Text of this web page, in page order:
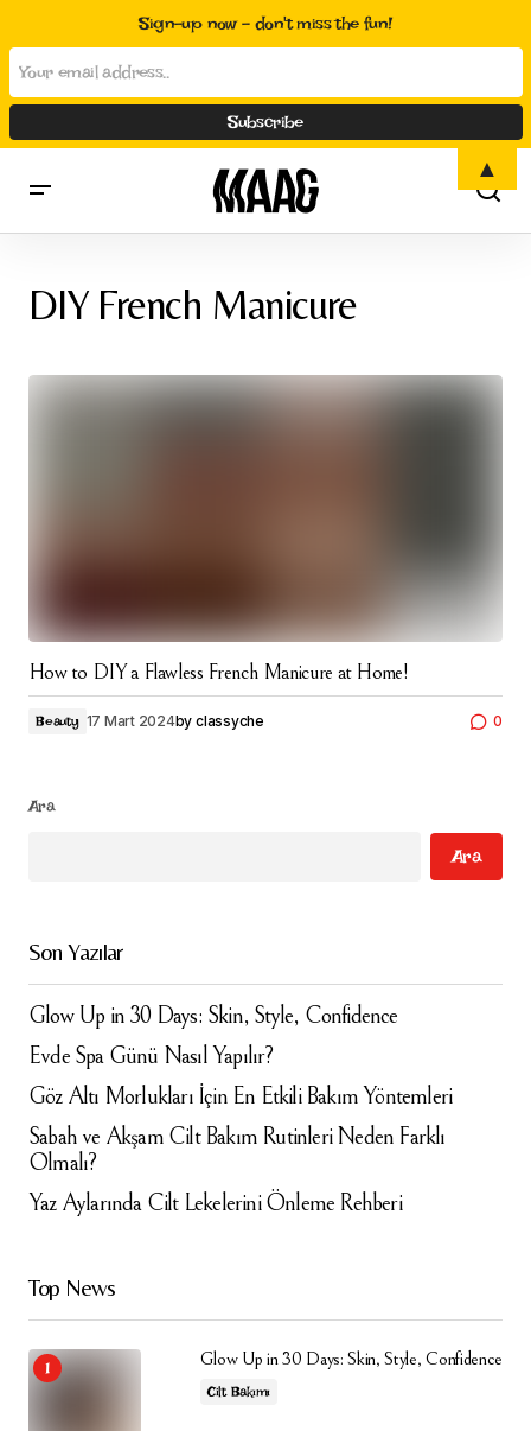
DIY French Manicure
How to DIY a Flawless French Manicure at Home!
Beauty 17 Mart 2024by classyche 0
Ara
Ara
Son Yazılar
Glow Up in 30 Days: Skin, Style, Confidence
Evde Spa Günü Nasıl Yapılır?
Göz Altı Morlukları İçin En Etkili Bakım Yöntemleri
Sabah ve Akşam Cilt Bakım Rutinleri Neden Farklı
Olmalı?
Yaz Aylarında Cilt Lekelerini Önleme Rehberi
Top News
Glow Up in 30 Days: Skin, Style, Confidence
Cilt Bakımı
Sign-up now - don't miss the fun!
▲